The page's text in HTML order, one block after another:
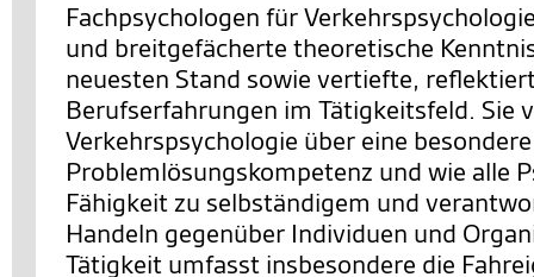
Fachpsychologen für
und breitgefächerte theoretische
neuesten Stand sowie vertiefte,
Berufserfahrungen im Tätigkeitsfeld. Sie
Verkehrspsychologie über eine besondere
Problemlösungskompetenz und wie alle
Fähigkeit zu selbständigem und
Handeln gegenüber Individuen und
Tätigkeit umfasst insbesondere die